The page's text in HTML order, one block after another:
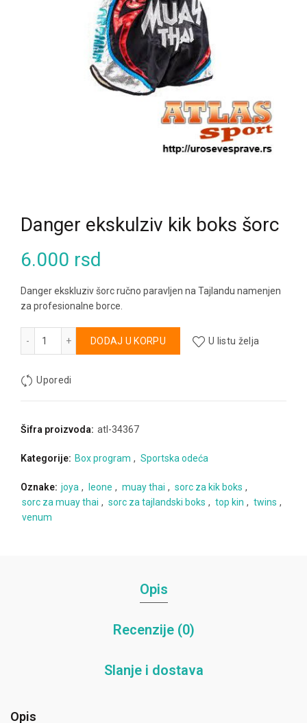
Danger ekskulziv kik boks šorc
6.000 rsd
Danger ekskluziv šorc ručno paravljen na Tajlandu namenjen
za profesionalne borce.
Danger ekskulziv kik boks šorc količina
DODAJ U KORPU
Alternative:
U listu želja
Uporedi
Šifra proizvoda: atl-34367
Kategorije: Box program , Sportska odeća
Oznake: joya , leone , muay thai , sorc za kik boks ,
sorc za muay thai , sorc za tajlandski boks , top kin , twins ,
venum
Opis
Recenzije (0)
Slanje i dostava
Opis